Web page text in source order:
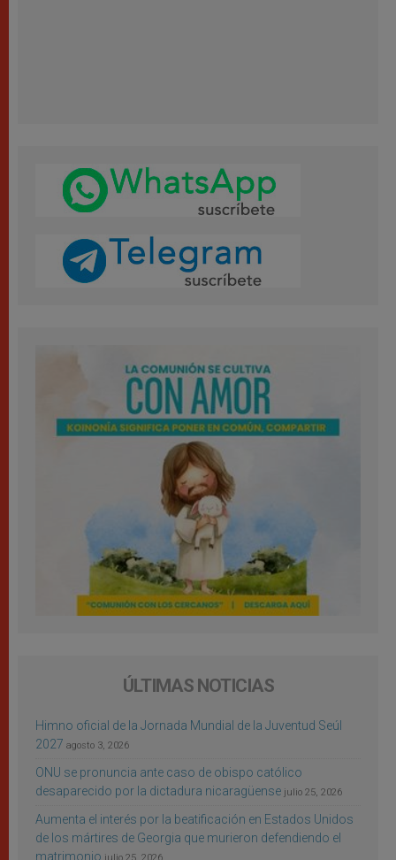
ÚLTIMAS NOTICIAS
Himno oficial de la Jornada Mundial de la Juventud Seúl
2027 agosto 3, 2026
ONU se pronuncia ante caso de obispo católico
desaparecido por la dictadura nicaragüense julio 25, 2026
Aumenta el interés por la beatificación en Estados Unidos
de los mártires de Georgia que murieron defendiendo el
matrimonio